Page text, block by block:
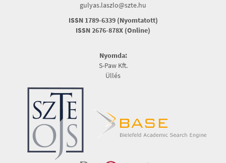
gulyas.laszlo@szte.hu
ISSN 1789-6339 (Nyomtatott)
ISSN 2676-878X (Online)
Nyomda:
S-Paw Kft.
Üllés